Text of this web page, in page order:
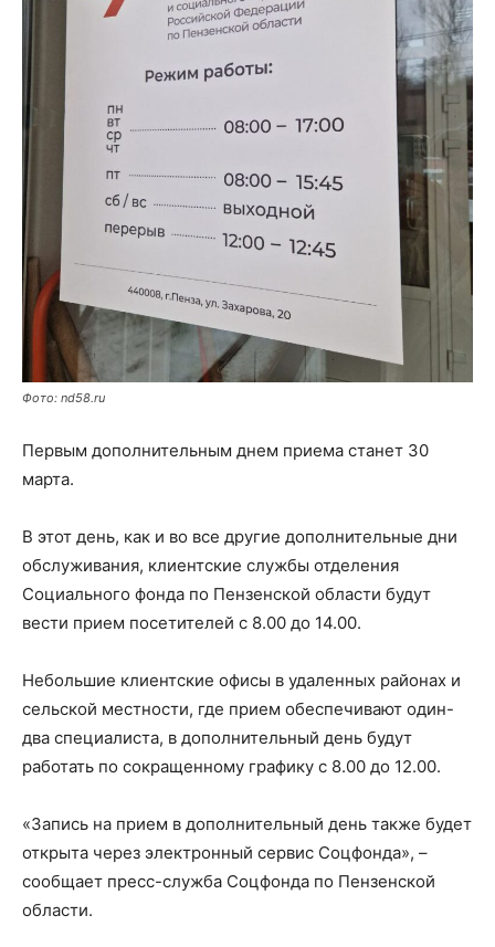
Фото: nd58.ru
Первым дополнительным днем приема станет 30
марта.
В этот день, как и во все другие дополнительные дни
обслуживания, клиентские службы отделения
Социального фонда по Пензенской области будут
вести прием посетителей с 8.00 до 14.00.
Небольшие клиентские офисы в удаленных районах и
сельской местности, где прием обеспечивают один-
два специалиста, в дополнительный день будут
работать по сокращенному графику с 8.00 до 12.00.
«Запись на прием в дополнительный день также будет
открыта через электронный сервис Соцфонда», –
сообщает пресс-служба Соцфонда по Пензенской
области.